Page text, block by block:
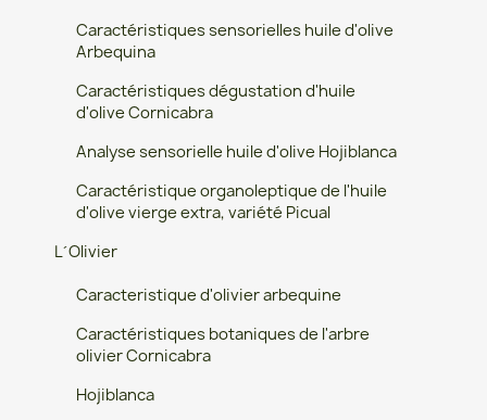
Caractéristiques sensorielles huile d'olive
Arbequina
Caractéristiques dégustation d'huile
d'olive Cornicabra
Analyse sensorielle huile d'olive Hojiblanca
Caractéristique organoleptique de l'huile
d'olive vierge extra, variété Picual
L´Olivier
Caracteristique d'olivier arbequine
Caractéristiques botaniques de l'arbre
olivier Cornicabra
Hojiblanca